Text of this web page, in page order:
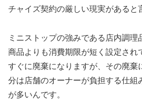
チャイズ契約の厳しい現実があると
ミニストップの強みである店内調理
商品よりも消費期限が短く設定され
すぐに廃棄になりますが、その廃棄
分は店舗のオーナーが負担する仕組
が多いんです。